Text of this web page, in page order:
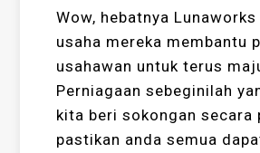
Wow, hebatnya
usaha mereka membantu
usahawan untuk terus
Perniagaan sebeginilah
kita beri sokongan secara
pastikan anda semua